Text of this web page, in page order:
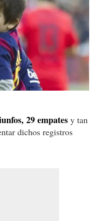
29 empates y tan
dichos registros